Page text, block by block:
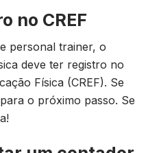
no CREF
personal trainer, o
deve ter registro no
Física (CREF). Se
o próximo passo. Se